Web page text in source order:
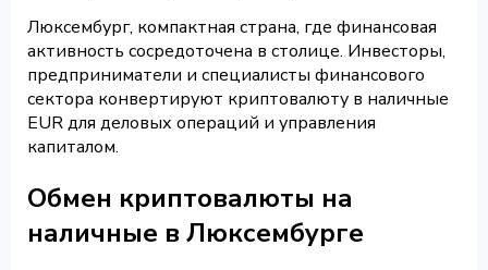
Люксембург, компактная страна, где финансовая
активность сосредоточена в столице. Инвесторы,
предприниматели и специалисты финансового
сектора конвертируют криптовалюту в наличные
EUR для деловых операций и управления
капиталом.
Обмен криптовалюты на
наличные в Люксембурге